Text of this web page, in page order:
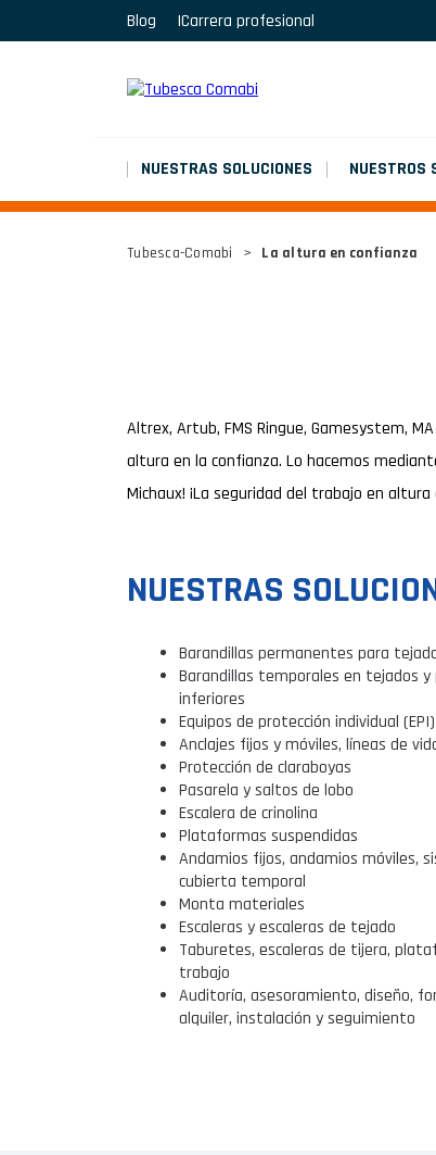
Blog Carrera profesional
MARCHEPIEDS
Platinium double
Platinium double
NUESTRAS SOLUCIONES NUESTROS
Tubesca-Comabi > La altura en confianza
Altrex, Artub, FMS Ringue, Gamesystem,
altura en la confianza. Lo hacemos
Michaux! ¡La seguridad del trabajo en
NUESTRAS
Barandillas permanentes para
Barandillas temporales en tejados
inferiores
Equipos de protección individual (EPI)
Anclajes fijos y móviles, líneas de
Protección de claraboyas
Pasarela y saltos de lobo
Escalera de crinolina
Plataformas suspendidas
Andamios fijos, andamios móviles,
cubierta temporal
Monta materiales
Escaleras y escaleras de tejado
Taburetes, escaleras de tijera,
trabajo
Auditoría, asesoramiento, diseño,
alquiler, instalación y seguimiento